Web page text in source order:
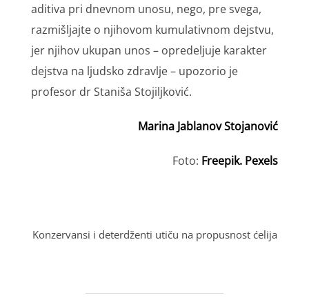
aditiva pri dnevnom unosu, nego, pre svega,
razmišljajte o njihovom kumulativnom dejstvu,
jer njihov ukupan unos – opredeljuje karakter
dejstva na ljudsko zdravlje – upozorio je
profesor dr Staniša Stojiljković.
Marina Jablanov Stojanović
Foto: Freepik. Pexels
Konzervansi i deterdženti utiču na propusnost ćelija